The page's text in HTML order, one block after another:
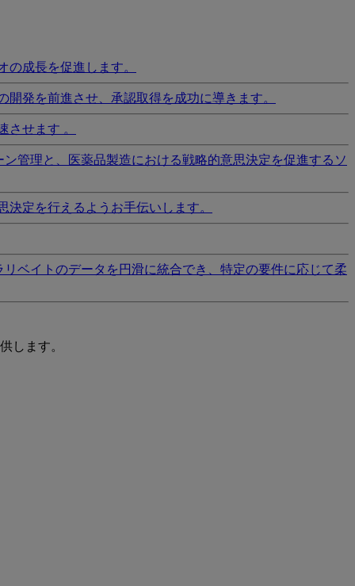
成長を促進します。
発を前進させ、承認取得を成功に導きます。
せます 。
管理と、医薬品製造における戦略的意思決定を促進するソ
定を行えるようお手伝いします。
ベイトのデータを円滑に統合でき、特定の要件に応じて柔
します。